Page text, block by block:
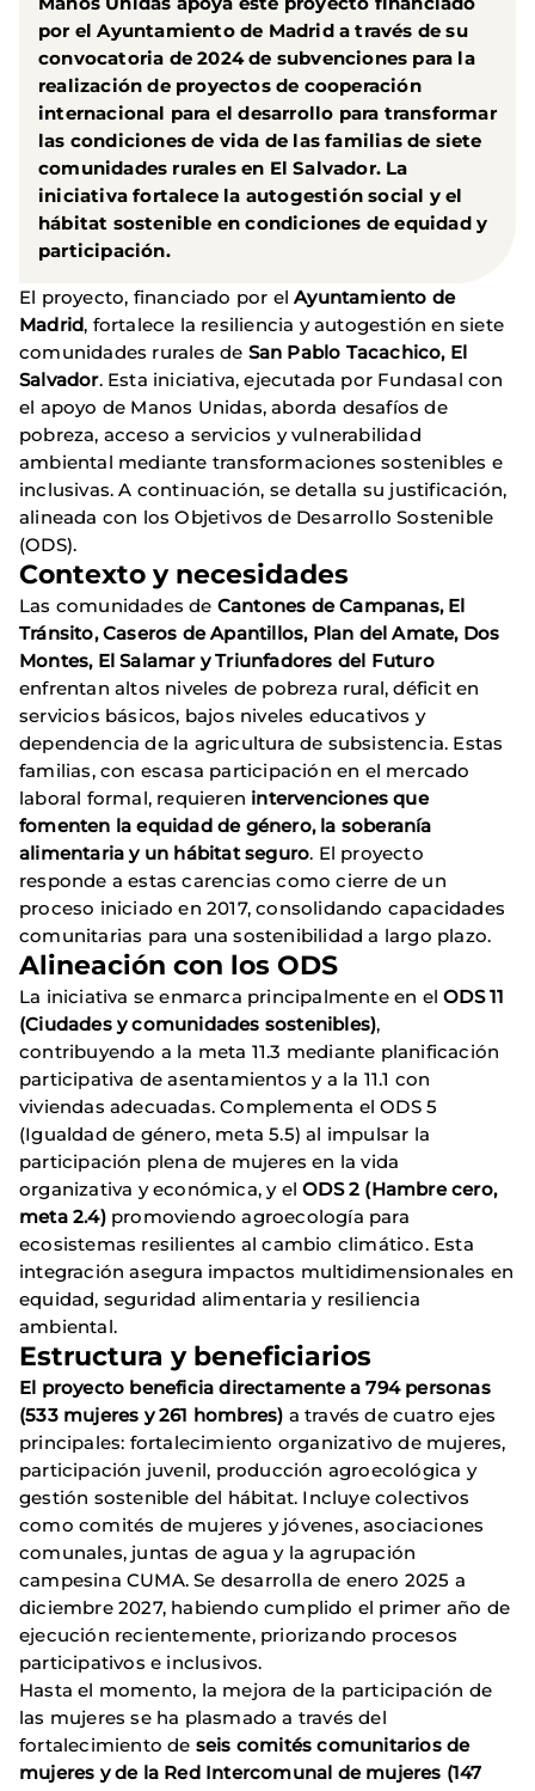
por el Ayuntamiento de Madrid a través de su
convocatoria de 2024 de subvenciones para la
realización de proyectos de cooperación
internacional para el desarrollo para transformar
las condiciones de vida de las familias de siete
comunidades rurales en El Salvador. La
iniciativa fortalece la autogestión social y el
hábitat sostenible en condiciones de equidad y
participación.
El proyecto, financiado por elAyuntamiento de
Madrid, fortalece la resiliencia y autogestión en siete
comunidades rurales de San Pablo Tacachico, El
Salvador. Esta iniciativa, ejecutada por Fundasal con
el apoyo de Manos Unidas, aborda desafíos de
pobreza, acceso a servicios y vulnerabilidad
ambiental mediante transformaciones sostenibles e
inclusivas. A continuación, se detalla su justificación,
alineada con los Objetivos de Desarrollo Sostenible
(ODS).
Contexto y necesidades
Las comunidades de Cantones de Campanas, El
Tránsito, Caseros de Apantillos, Plan del Amate, Dos
Montes, El Salamar y Triunfadores del Futuro
enfrentan altos niveles de pobreza rural, déficit en
servicios básicos, bajos niveles educativos y
dependencia de la agricultura de subsistencia. Estas
familias, con escasa participación en el mercado
laboral formal, requieren intervenciones que
fomenten la equidad de género, la soberanía
alimentaria y un hábitat seguro. El proyecto
responde a estas carencias como cierre de un
proceso iniciado en 2017, consolidando capacidades
comunitarias para una sostenibilidad a largo plazo.
Alineación con los ODS
La iniciativa se enmarca principalmente en elODS 11
(Ciudades y comunidades sostenibles),
contribuyendo a la meta 11.3 mediante planificación
participativa de asentamientos y a la 11.1 con
viviendas adecuadas. Complementa el ODS 5
(Igualdad de género, meta 5.5) al impulsar la
participación plena de mujeres en la vida
organizativa y económica, y elODS 2 (Hambre cero,
meta 2.4) promoviendo agroecología para
ecosistemas resilientes al cambio climático. Esta
integración asegura impactos multidimensionales en
equidad, seguridad alimentaria y resiliencia
ambiental.
Estructura y beneficiarios
El proyecto beneficia directamente a 794 personas
(533 mujeres y 261 hombres) a través de cuatro ejes
principales: fortalecimiento organizativo de mujeres,
participación juvenil, producción agroecológica y
gestión sostenible del hábitat. Incluye colectivos
como comités de mujeres y jóvenes, asociaciones
comunales, juntas de agua y la agrupación
campesina CUMA. Se desarrolla de enero 2025 a
diciembre 2027, habiendo cumplido el primer año de
ejecución recientemente, priorizando procesos
participativos e inclusivos.
Hasta el momento, la mejora de la participación de
las mujeres se ha plasmado a través del
fortalecimiento de seis comités comunitarios de
mujeres y de la Red Intercomunal de mujeres (147